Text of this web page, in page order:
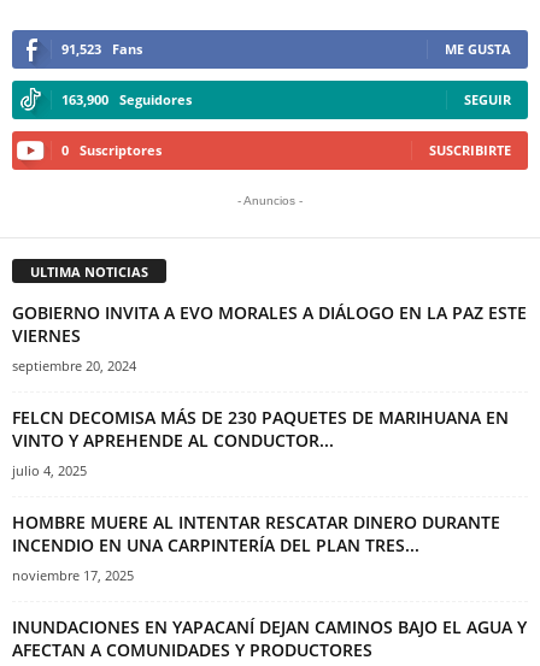
91,523 Fans ME GUSTA
163,900 Seguidores SEGUIR
0 Suscriptores SUSCRIBIRTE
- Anuncios -
ULTIMA NOTICIAS
GOBIERNO INVITA A EVO MORALES A DIÁLOGO EN LA PAZ ESTE
VIERNES
septiembre 20, 2024
FELCN DECOMISA MÁS DE 230 PAQUETES DE MARIHUANA EN
VINTO Y APREHENDE AL CONDUCTOR...
julio 4, 2025
HOMBRE MUERE AL INTENTAR RESCATAR DINERO DURANTE
INCENDIO EN UNA CARPINTERÍA DEL PLAN TRES...
noviembre 17, 2025
INUNDACIONES EN YAPACANÍ DEJAN CAMINOS BAJO EL AGUA Y
AFECTAN A COMUNIDADES Y PRODUCTORES